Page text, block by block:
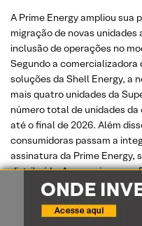
A Prime Energy ampliou sua
migração de novas unidades
inclusão de operações no
Segundo a comercializadora
soluções da Shell Energy, a
mais quatro unidades da
número total de unidades
até o final de 2026. Além
consumidoras passam a
assinatura da Prime Energy,
distribuída. A parceria com a
das unidades de maior
de energia, além do apoio
cativo para o ACL, no